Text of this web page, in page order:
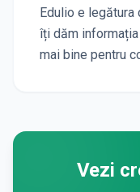
Edulio e
îți dăm
mai bine pentru
Vezi